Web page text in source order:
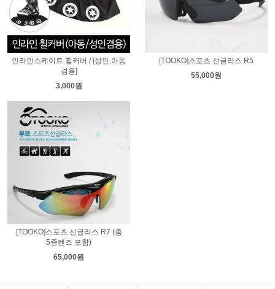
인라인스케이트 휠커버 / [성인,아동
겸용]
3,000원
[TOOKO]스포츠 선글라스 R5
55,000원
[TOOKO]스포츠 선글라스 R7 (총
5종렌즈 포함)
65,000원